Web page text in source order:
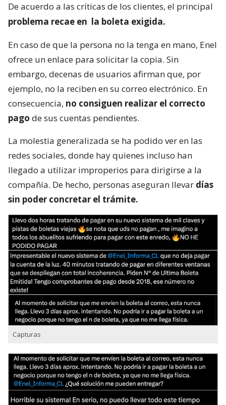
De acuerdo a las críticas de los clientes, el principal
problema recae en la boleta exigida.
En caso de que la persona no la tenga en mano, Enel
ofrece un enlace para solicitar la copia. Sin
embargo, decenas de usuarios afirman que, por
ejemplo, no la reciben en su correo electrónico. En
consecuencia, no consiguen realizar el correcto
pago de sus cuentas pendientes.
La molestia generalizada se ha podido ver en las
redes sociales, donde hay quienes incluso han
llegado a utilizar improperios para dirigirse a la
compañía. De hecho, personas aseguran llevar días
sin poder concretar el trámite.
Capturas